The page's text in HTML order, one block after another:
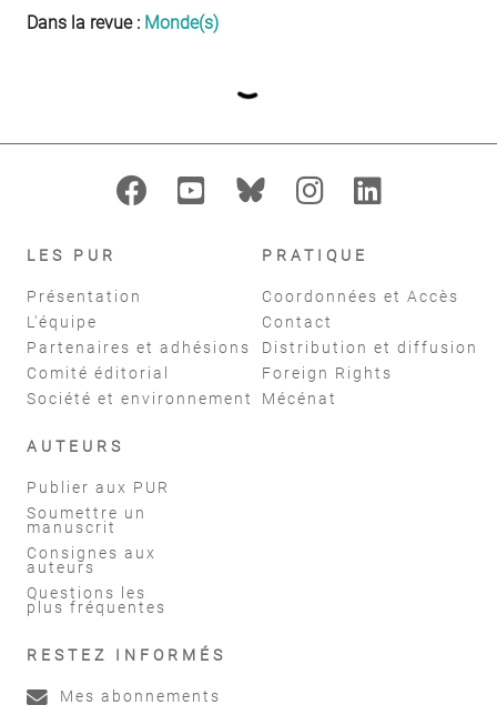
Dans la revue : Monde(s)
LES PUR
Présentation
L'équipe
Partenaires et adhésions
Comité éditorial
Société et environnement
PRATIQUE
Coordonnées et Accès
Contact
Distribution et diffusion
Foreign Rights
Mécénat
AUTEURS
Publier aux PUR
Soumettre un
manuscrit
Consignes aux
auteurs
Questions les
plus fréquentes
RESTEZ INFORMÉS
Mes abonnements